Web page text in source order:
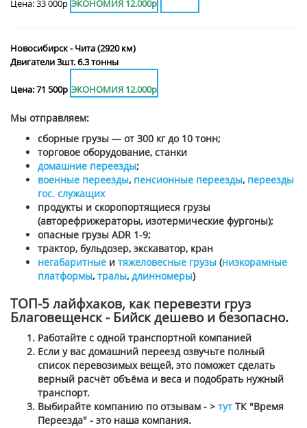
Цена: 33 000р ЭКОНОМИЯ 12.000р
Новосибирск - Чита (2920 км)
Двигатели 3шт. 6.3 тонны
Цена: 71 500р ЭКОНОМИЯ 12.000р
Мы отправляем:
сборные грузы — от 300 кг до 10 тонн;
торговое оборудование, станки
домашние переезды;
военные переезды, пенсионные переезды, переезды
гос. служащих
продукты и скоропортящиеся грузы
(авторефрижераторы, изотермические фургоны);
опасные грузы ADR 1-9;
трактор, бульдозер, экскаватор, кран
негабаритные и тяжеловесные грузы (низкорамные
платформы, тралы, длинномеры)
ТОП-5 лайфхаков, как перевезти груз
Благовещенск - Бийск дешево и безопасно.
Работайте с одной транспортной компанией
Если у вас домашний переезд озвучьте полный
список перевозимых вещей, это поможет сделать
верный расчёт объёма и веса и подобрать нужный
транспорт.
Выбирайте компанию по отзывам - > тут ТК "Время
Переезда" - это наша компания.